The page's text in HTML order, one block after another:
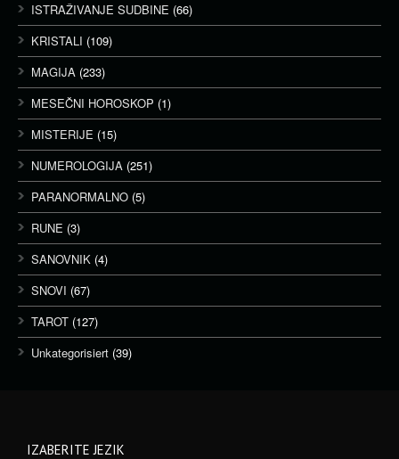
ISTRAŽIVANJE SUDBINE (66)
KRISTALI (109)
MAGIJA (233)
MESEČNI HOROSKOP (1)
MISTERIJE (15)
NUMEROLOGIJA (251)
PARANORMALNO (5)
RUNE (3)
SANOVNIK (4)
SNOVI (67)
TAROT (127)
Unkategorisiert (39)
IZABERITE JEZIK